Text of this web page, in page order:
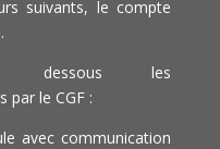
suivants, le compte
dessous les
le CGF :
avec communication